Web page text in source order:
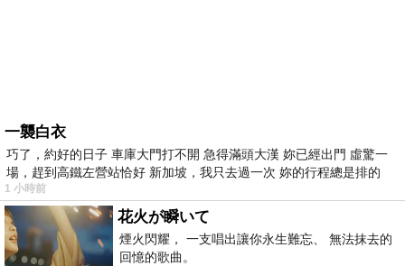
一襲白衣
巧了，約好的日子 車庫大門打不開 急得滿頭大漢 妳已經出門 虛驚一
場，趕到高鐵左營站恰好 新加坡，我只去過一次 妳的行程總是排的
1 小時前
花火が瞬いて
煙火閃耀， 一支唱出讓你永生難忘、 無法抹去的
回憶的歌曲。